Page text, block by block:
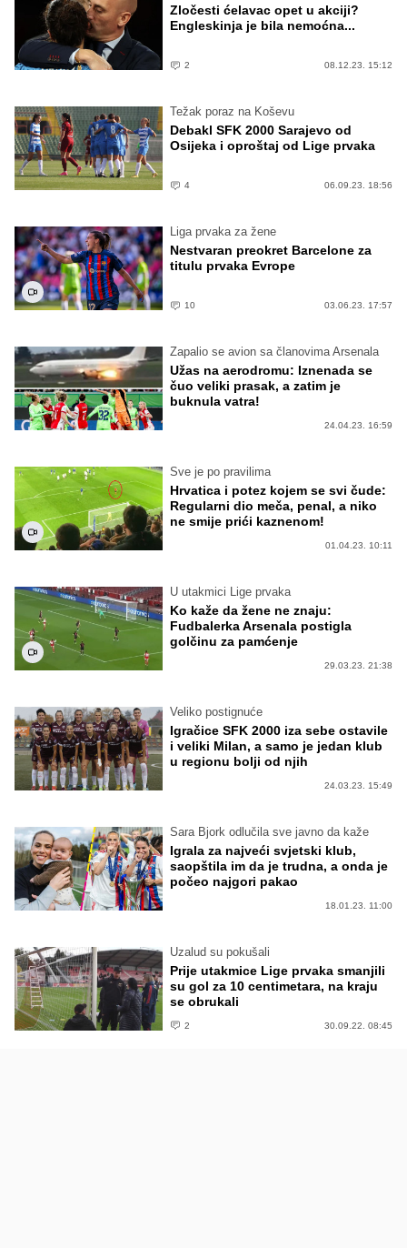
Zločesti ćelavac opet u akciji?
Engleskinja je bila nemoćna...
2 08.12.23. 15:12
Težak poraz na Koševu
Debakl SFK 2000 Sarajevo od
Osijeka i oproštaj od Lige prvaka
4 06.09.23. 18:56
Liga prvaka za žene
Nestvaran preokret Barcelone za
titulu prvaka Evrope
10 03.06.23. 17:57
Zapalio se avion sa članovima Arsenala
Užas na aerodromu: Iznenada se
čuo veliki prasak, a zatim je
buknula vatra!
24.04.23. 16:59
Sve je po pravilima
Hrvatica i potez kojem se svi čude:
Regularni dio meča, penal, a niko
ne smije prići kaznenom!
01.04.23. 10:11
U utakmici Lige prvaka
Ko kaže da žene ne znaju:
Fudbalerka Arsenala postigla
golčinu za pamćenje
29.03.23. 21:38
Veliko postignuće
Igračice SFK 2000 iza sebe ostavile
i veliki Milan, a samo je jedan klub
u regionu bolji od njih
24.03.23. 15:49
Sara Bjork odlučila sve javno da kaže
Igrala za najveći svjetski klub,
saopštila im da je trudna, a onda je
počeo najgori pakao
18.01.23. 11:00
Uzalud su pokušali
Prije utakmice Lige prvaka smanjili
su gol za 10 centimetara, na kraju
se obrukali
2 30.09.22. 08:45